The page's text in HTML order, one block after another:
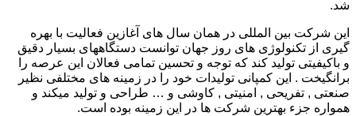
شد.
این شرکت بین المللی در همان سال های آغازین فعالیت با بهره
گیری از تکنولوژی های روز جهان توانست دستگاههای بسیار دقیق
و باکیفیتی تولید کند که توجه و تحسین تمامی فعالان این عرصه را
برانگیخت . این کمپانی تولیدات خود را در زمینه های مختلفی نظیر
صنعتی , تفریحی , امنیتی , کاوشی و … طراحی و تولید میکند و
همواره جزء بهترین شرکت ها در این زمینه بوده است.